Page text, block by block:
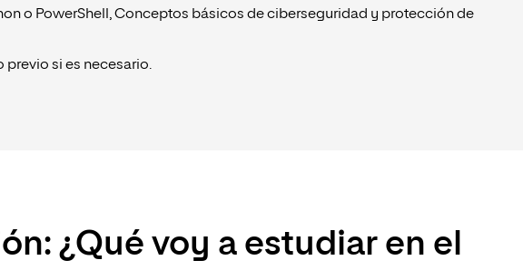
o PowerShell, Conceptos básicos de ciberseguridad y protección de
previo si es necesario.
¿Qué voy a estudiar en el